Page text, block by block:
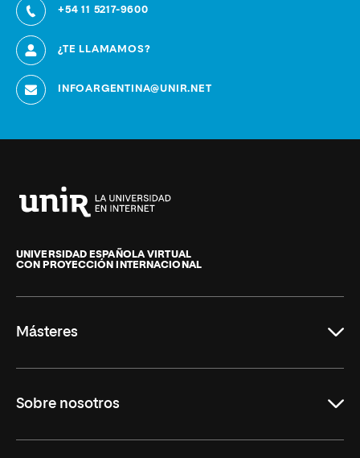
+54 11 5217-9600
¿TE LLAMAMOS?
INFOARGENTINA@UNIR.NET
de
La
UNIVERSIDAD ESPAÑOLA VIRTUAL
CON PROYECCIÓN INTERNACIONAL
Másteres
Derecho
Sobre nosotros